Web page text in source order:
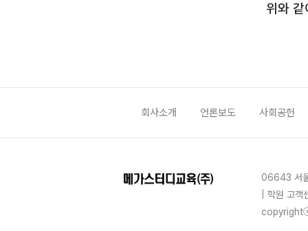
위와
회사소개 언론보도 사회공헌
06643 서
| 학원 고